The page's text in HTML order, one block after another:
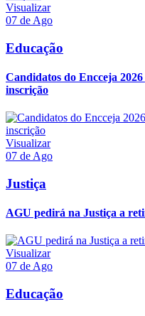
Visualizar
07 de Ago
Educação
Candidatos do Encceja
inscrição
Visualizar
07 de Ago
Justiça
AGU pedirá na Justiça a
Visualizar
07 de Ago
Educação